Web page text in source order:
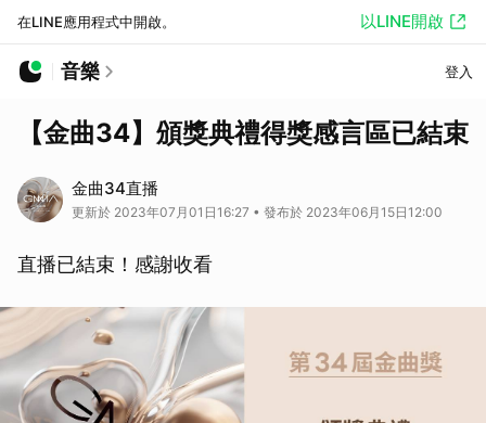
在LINE應用程式中開啟。 以LINE開啟
音樂 登入
【金曲34】頒獎典禮得獎感言區已結束
金曲34直播
更新於 2023年07月01日16:27 • 發布於 2023年06月15日12:00
直播已結束！感謝收看